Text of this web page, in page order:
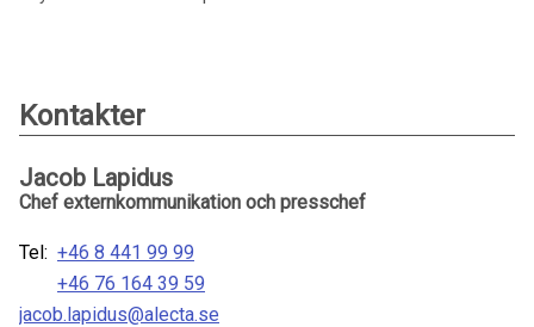
Kontakter
Jacob Lapidus
Chef externkommunikation och presschef
Tel: +46 8 441 99 99
+46 76 164 39 59
jacob.lapidus@alecta.se